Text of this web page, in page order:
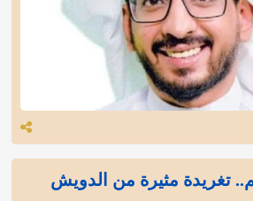
تغريدة مثيرة من الدويش